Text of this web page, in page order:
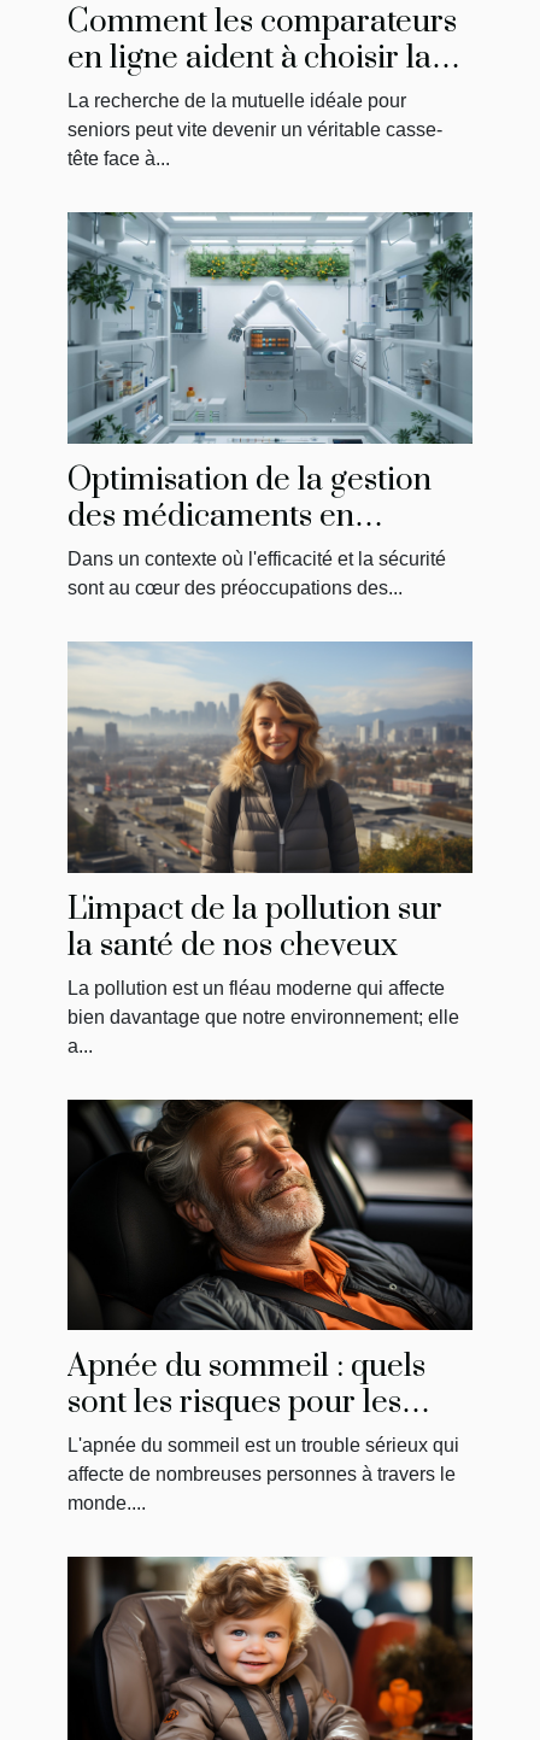
Comment les comparateurs
en ligne aident à choisir la
meilleure mutuelle pour
seniors
La recherche de la mutuelle idéale pour
seniors peut vite devenir un véritable casse-
tête face à...
Optimisation de la gestion
des médicaments en
établissements de soins
Dans un contexte où l'efficacité et la sécurité
sont au cœur des préoccupations des...
L'impact de la pollution sur
la santé de nos cheveux
La pollution est un fléau moderne qui affecte
bien davantage que notre environnement; elle
a...
Apnée du sommeil : quels
sont les risques pour les
conducteurs?
L'apnée du sommeil est un trouble sérieux qui
affecte de nombreuses personnes à travers le
monde....